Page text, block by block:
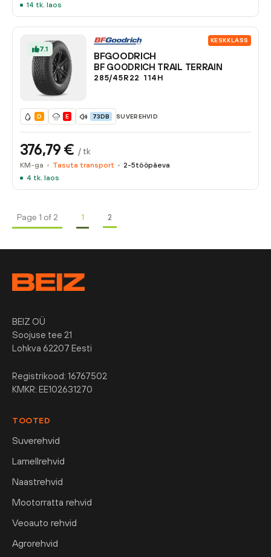
14 tk. laos
7.1
KESKKLASS
BFGOODRICH
BF GOODRICH TRAIL TERRAIN
285/45R22 114 H
D E 73DB SUVEREHVID
376,79 € / tk
KM-ga Tasuta transport 2-5tööpäeva
4 tk. laos
Page 1 of 2 1 2
BEIZ OÜ
Soojuse tee 21
Lohkva 62207 Eesti
Registrikood: 16767502
KMKR: EE102631270
TOOTED
Suverehvid
Lamellrehvid
Naastrehvid
Mootorratta rehvid
Veoauto rehvid
Agrorehvid